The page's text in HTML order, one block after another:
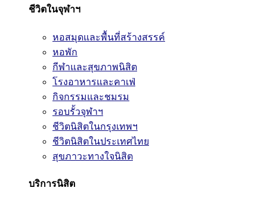
ชีวิตในจุฬาฯ
หอสมุดและพื้นที่สร้างสรรค์
หอพัก
กีฬาและสุขภาพนิสิต
โรงอาหารและคาเฟ่
กิจกรรมและชมรม
รอบรั้วจุฬาฯ
ชีวิตนิสิตในกรุงเทพฯ
ชีวิตนิสิตในประเทศไทย
สุขภาวะทางใจนิสิต
บริการนิสิต